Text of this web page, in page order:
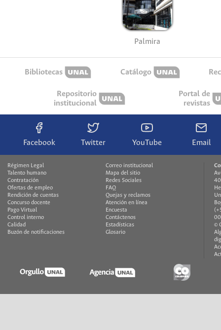
Palmira
Bibliotecas Catálogo
Repositorio
institucional
Portal de
revistas
Facebook Twitter YouTube Email
Régimen Legal
Talento humano
Contratación
Ofertas de empleo
Rendición de cuentas
Concurso docente
Pago Virtual
Control interno
Calidad
Buzón de notificaciones
Correo institucional
Mapa del sitio
Redes Sociales
FAQ
Quejas y reclamos
Atención en línea
Encuesta
Contáctenos
Estadísticas
Glosario
©